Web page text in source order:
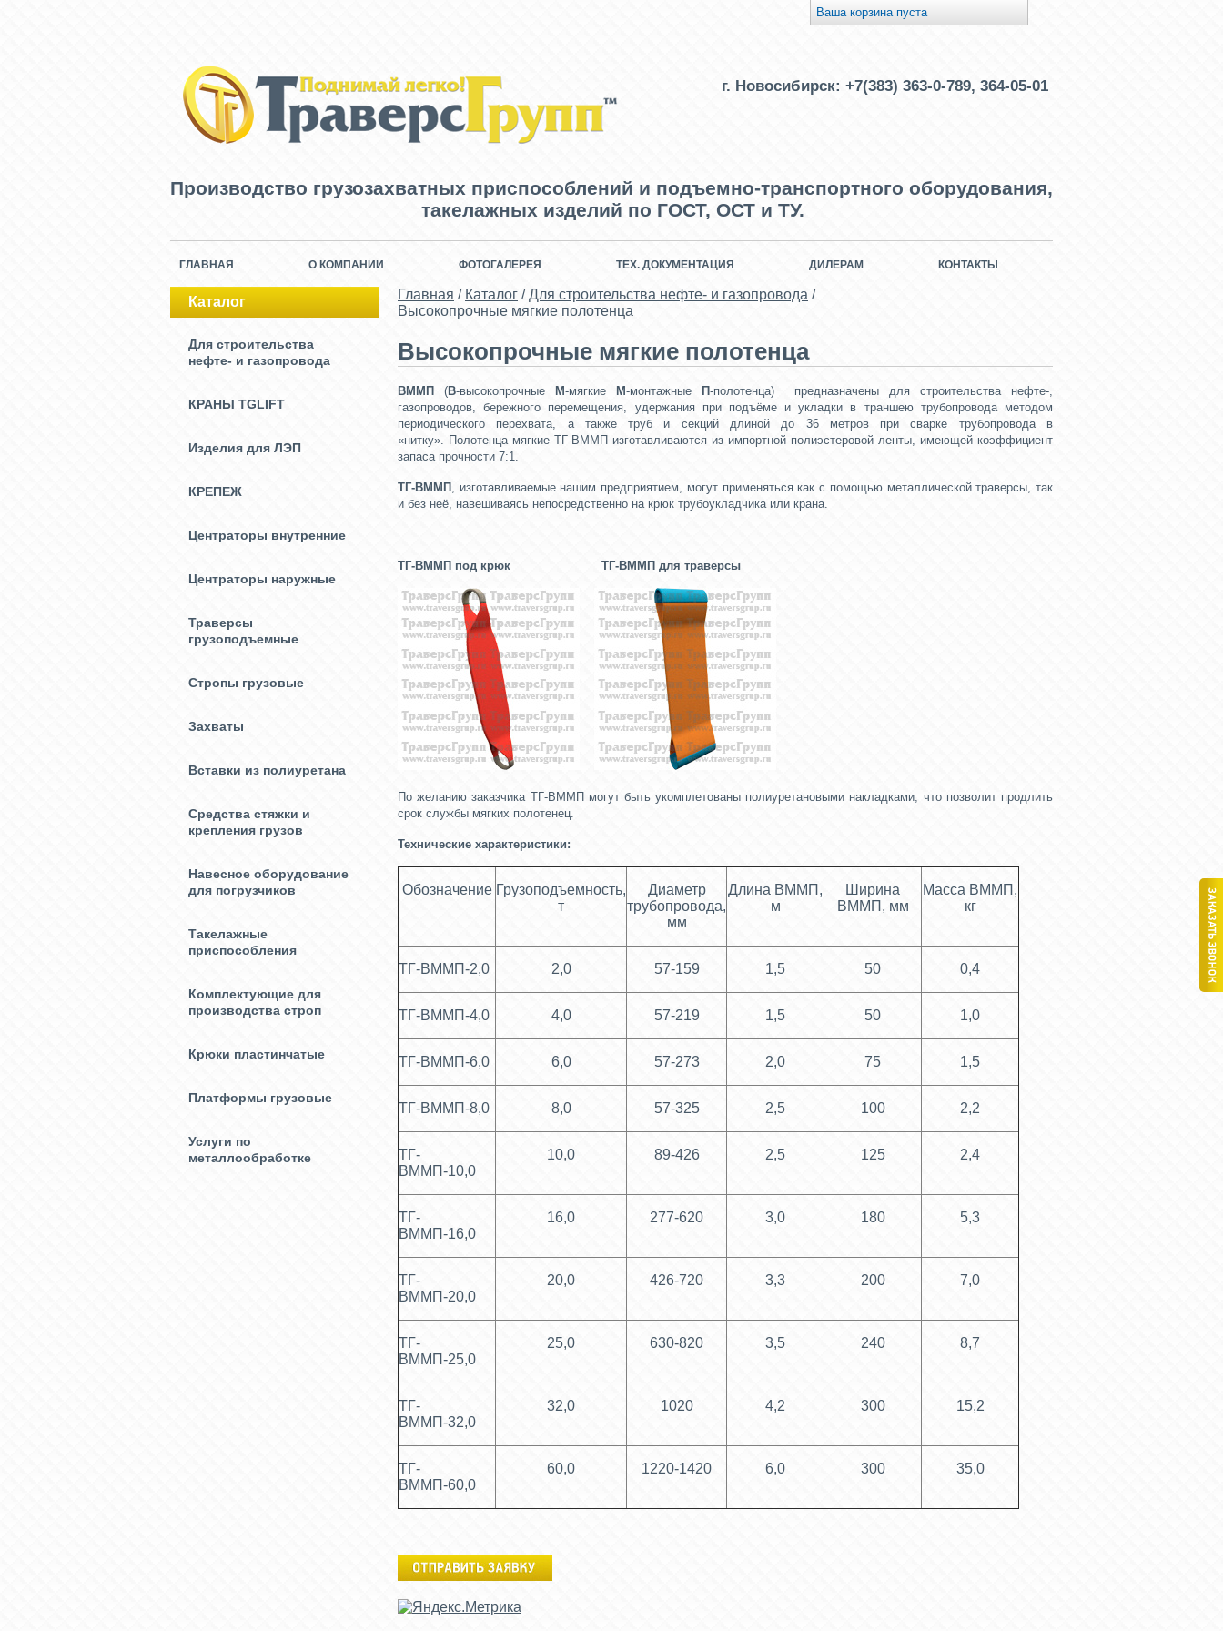
Ваша корзина пуста
г. Новосибирск: +7(383) 363-0-789, 364-05-01
Производство грузозахватных приспособлений и подъемно-транспортного оборудования,
такелажных изделий по ГОСТ, ОСТ и ТУ.
ГЛАВНАЯ О КОМПАНИИ ФОТОГАЛЕРЕЯ ТЕХ. ДОКУМЕНТАЦИЯ ДИЛЕРАМ КОНТАКТЫ
Каталог
Для строительства
нефте- и газопровода
КРАНЫ TGLIFT
Изделия для ЛЭП
КРЕПЕЖ
Центраторы внутренние
Центраторы наружные
Траверсы
грузоподъемные
Стропы грузовые
Захваты
Вставки из полиуретана
Средства стяжки и
крепления грузов
Навесное оборудование
для погрузчиков
Такелажные
приспособления
Комплектующие для
производства строп
Крюки пластинчатые
Платформы грузовые
Услуги по
металлообработке
Главная / Каталог /Для строительства нефте- и газопровода /
Высокопрочные мягкие полотенца
Высокопрочные мягкие полотенца
ВММП (В-высокопрочные М-мягкие М-монтажные П-полотенца) предназначены для строительства нефте-,
газопроводов, бережного перемещения, удержания при подъёме и укладки в траншею трубопровода методом
периодического перехвата, а также труб и секций длиной до 36 метров при сварке трубопровода в
«нитку». Полотенца мягкие ТГ-ВММП изготавливаются из импортной полиэстеровой ленты, имеющей коэффициент
запаса прочности 7:1.
ТГ-ВММП , изготавливаемые нашим предприятием, могут применяться как с помощью металлической траверсы, так
и без неё, навешиваясь непосредственно на крюк трубоукладчика или крана.
ТГ-ВММП под крюк ТГ-ВММП для траверсы
По желанию заказчика ТГ-ВММП могут быть укомплетованы полиуретановыми накладками, что позволит продлить
срок службы мягких полотенец.
Технические характеристики:
Обозначение Грузоподъемность,
т
Диаметр
трубопровода,
мм
Длина ВММП,
м
Ширина
ВММП, мм
Масса ВММП,
кг
ТГ-ВММП-2,0 2,0 57-159 1,5 50 0,4
ТГ-ВММП-4,0 4,0 57-219 1,5 50 1,0
ТГ-ВММП-6,0 6,0 57-273 2,0 75 1,5
ТГ-ВММП-8,0 8,0 57-325 2,5 100 2,2
ТГ-
ВММП-10,0
10,0 89-426 2,5 125 2,4
ТГ-
ВММП-16,0
16,0 277-620 3,0 180 5,3
ТГ-
ВММП-20,0
20,0 426-720 3,3 200 7,0
ТГ-
ВММП-25,0
25,0 630-820 3,5 240 8,7
ТГ-
ВММП-32,0
32,0 1020 4,2 300 15,2
ТГ-
ВММП-60,0
60,0 1220-1420 6,0 300 35,0